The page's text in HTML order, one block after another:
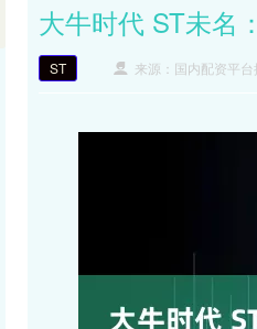
大牛时代 ST未名
ST 来源：国内配资平台